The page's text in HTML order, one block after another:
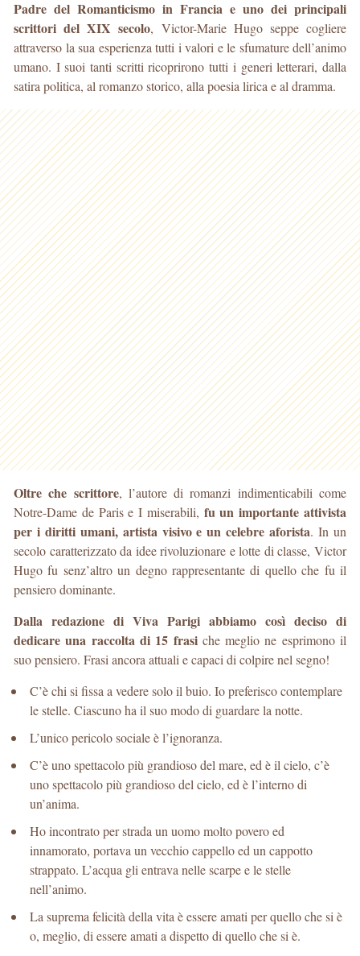
Padre del Romanticismo in Francia e uno dei principali
scrittori del XIX secolo, Victor-Marie Hugo seppe cogliere
attraverso la sua esperienza tutti i valori e le sfumature dell’animo
umano. I suoi tanti scritti ricoprirono tutti i generi letterari, dalla
satira politica, al romanzo storico, alla poesia lirica e al dramma.
Oltre che scrittore, l’autore di romanzi indimenticabili come
Notre-Dame de Paris e I miserabili, fu un importante attivista
per i diritti umani, artista visivo e un celebre aforista. In un
secolo caratterizzato da idee rivoluzionare e lotte di classe, Victor
Hugo fu senz’altro un degno rappresentante di quello che fu il
pensiero dominante.
Dalla redazione di Viva Parigi abbiamo così deciso di
dedicare una raccolta di 15 frasiche meglio ne esprimono il
suo pensiero. Frasi ancora attuali e capaci di colpire nel segno!
C’è chi si fissa a vedere solo il buio. Io preferisco contemplare
le stelle. Ciascuno ha il suo modo di guardare la notte.
L’unico pericolo sociale è l’ignoranza.
C’è uno spettacolo più grandioso del mare, ed è il cielo, c’è
uno spettacolo più grandioso del cielo, ed è l’interno di
un’anima.
Ho incontrato per strada un uomo molto povero ed
innamorato, portava un vecchio cappello ed un cappotto
strappato. L’acqua gli entrava nelle scarpe e le stelle
nell’animo.
La suprema felicità della vita è essere amati per quello che si è
o, meglio, di essere amati a dispetto di quello che si è.